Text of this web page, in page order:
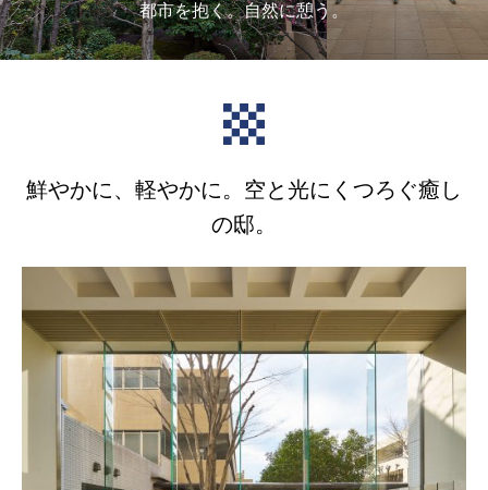
都市を抱く。自然に憩う。
鮮やかに、軽やかに。空と光にくつろぐ癒し
の邸。